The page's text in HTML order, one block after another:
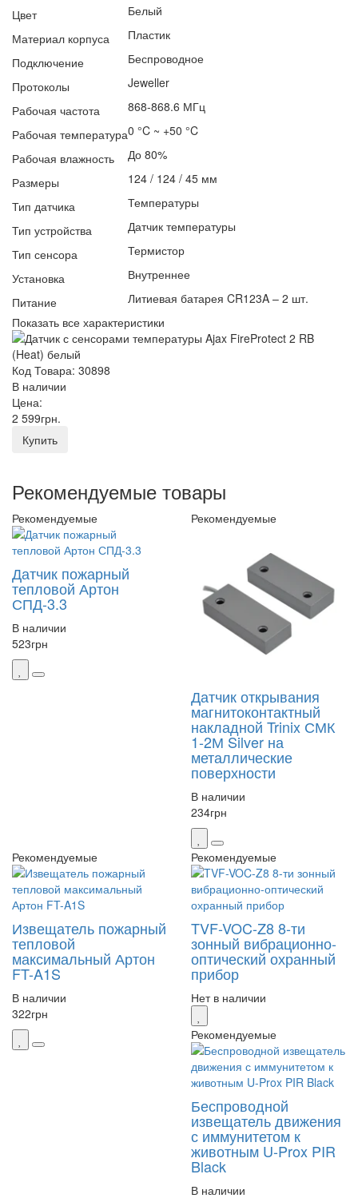
Цвет
Белый
Материал корпуса
Пластик
Подключение
Беспроводное
Протоколы
Jeweller
Рабочая частота
868-868.6 МГц
Рабочая температура0 °C ~ +50 °C
Рабочая влажность
До 80%
Размеры
124 / 124 / 45 мм
Тип датчика
Температуры
Тип устройства
Датчик температуры
Тип сенсора
Термистор
Установка
Внутреннее
Питание
Литиевая батарея CR123A – 2 шт.
Показать все характеристики
Код Товара: 30898
В наличии
Цена:
2 599грн.
Купить
Рекомендуемые товары
Рекомендуемые
Датчик пожарный
тепловой Артон
СПД-3.3
В наличии
523грн
Рекомендуемые
Датчик открывания
магнитоконтактный
накладной Trinix СМК
1-2М Silver на
металлические
поверхности
В наличии
234грн
Рекомендуемые
Извещатель пожарный
тепловой
максимальный Артон
FT-A1S
В наличии
322грн
Рекомендуемые
TVF-VOC-Z8 8-ти
зонный вибрационно-
оптический охранный
прибор
Нет в наличии
Рекомендуемые
Беспроводной
извещатель движения
с иммунитетом к
животным U-Prox PIR
Black
В наличии